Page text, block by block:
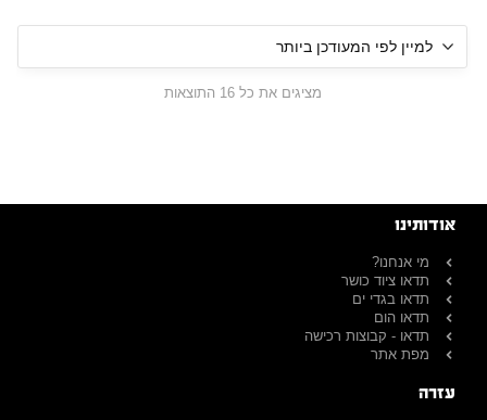
מציגים את כל ⁦16⁩ התוצאות
אודותינו
מי אנחנו?
תדאו ציוד כושר
תדאו בגדי ים
תדאו הום
תדאו - קבוצות רכישה
מפת אתר
עזרה